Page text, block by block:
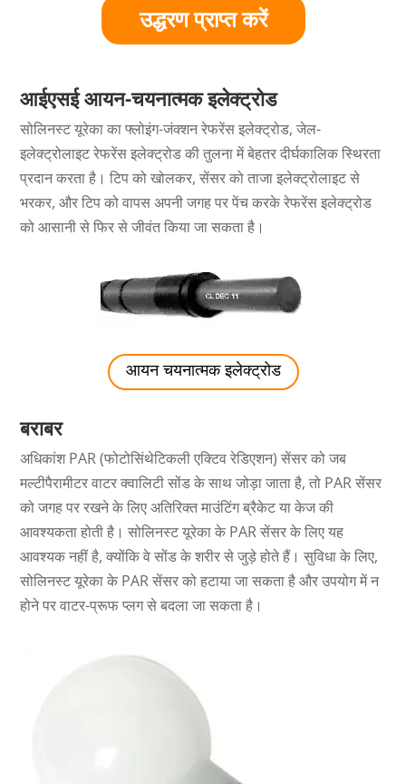
उद्धरण प्राप्त करें
आईएसई आयन-चयनात्मक इलेक्ट्रोड
सोलिनस्ट यूरेका का फ्लोइंग-जंक्शन रेफरेंस इलेक्ट्रोड, जेल-
इलेक्ट्रोलाइट रेफरेंस इलेक्ट्रोड की तुलना में बेहतर दीर्घकालिक स्थिरता
प्रदान करता है। टिप को खोलकर, सेंसर को ताजा इलेक्ट्रोलाइट से
भरकर, और टिप को वापस अपनी जगह पर पेंच करके रेफरेंस इलेक्ट्रोड
को आसानी से फिर से जीवंत किया जा सकता है।
आयन चयनात्मक इलेक्ट्रोड
बराबर
अधिकांश PAR (फोटोसिंथेटिकली एक्टिव रेडिएशन) सेंसर को जब
मल्टीपैरामीटर वाटर क्वालिटी सोंड के साथ जोड़ा जाता है, तो PAR सेंसर
को जगह पर रखने के लिए अतिरिक्त माउंटिंग ब्रैकेट या केज की
आवश्यकता होती है। सोलिनस्ट यूरेका के PAR सेंसर के लिए यह
आवश्यक नहीं है, क्योंकि वे सोंड के शरीर से जुड़े होते हैं। सुविधा के लिए,
सोलिनस्ट यूरेका के PAR सेंसर को हटाया जा सकता है और उपयोग में न
होने पर वाटर-प्रूफ प्लग से बदला जा सकता है।